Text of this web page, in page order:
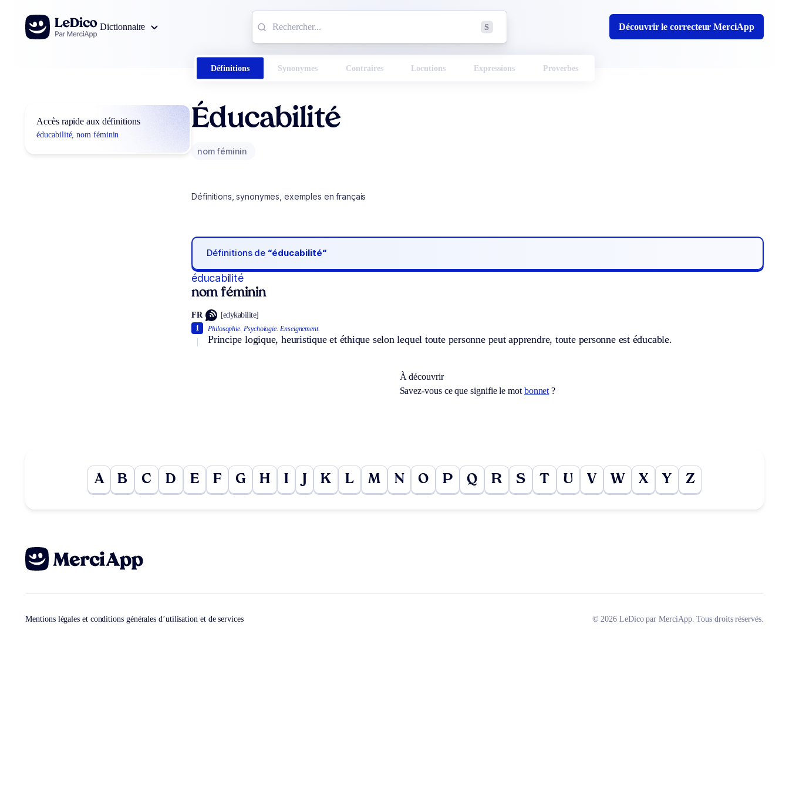
Aller au contenu
Dictionnaire
S Découvrir le correcteur MerciApp
Définitions Synonymes Contraires Locutions Expressions Proverbes
Accès rapide aux définitions
éducabilité, nom féminin
Éducabilité
nom féminin
Définitions, synonymes, exemples en français
Définitions de “éducabilité“
éducabilité
nom féminin
FR [edykabilite]
Philosophie. Psychologie. Enseignement.
Principe logique, heuristique et éthique selon lequel toute personne peut apprendre, toute personne est éducable.
1
À découvrir
Savez-vous ce que signifie le mot bonnet ?
A B C D E F G H I K L M N O P Q R S T U V W X Y Z
Mentions légales et conditions générales d’utilisation et de services © 2026 LeDico par MerciApp. Tous droits réservés.